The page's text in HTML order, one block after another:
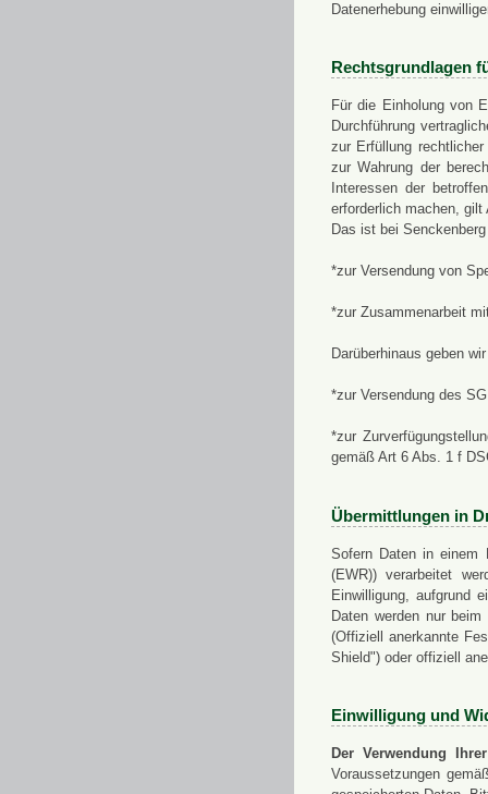
Datenerhebung
Rechtsgrundlagen
Für die Einholung von
Durchführung
zur Erfüllung
zur Wahrung der
Interessen der
erforderlich machen,
Das ist bei
*zur Versendung von
*zur Zusammenarbeit
Darüberhinaus geben
*zur Versendung des
*zur
gemäß Art 6 Abs. 1 f
Übermittlungen in
Sofern Daten in einem
(EWR)) verarbeitet
Einwilligung, aufgrund
Daten werden nur
(Offiziell anerkannte
Shield") oder offiziell
Einwilligung und
Der Verwendung
Voraussetzungen